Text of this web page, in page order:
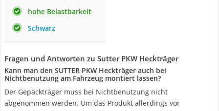
hohe Belastbarkeit
Schwarz
Fragen und Antworten zu Sutter PKW Heckträger
Kann man den SUTTER PKW Heckträger auch bei
Nichtbenutzung am Fahrzeug montiert lassen?
Der Gepäckträger muss bei Nichtbenutzung nicht
abgenommen werden. Um das Produkt allerdings vor